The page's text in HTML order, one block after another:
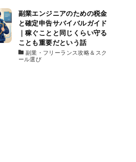
副業エンジニアのための税金
と確定申告サバイバルガイド
｜稼ぐことと同じくらい守る
ことも重要だという話
副業・フリーランス攻略＆スク
ール選び